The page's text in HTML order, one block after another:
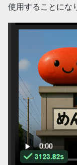
使用することにな